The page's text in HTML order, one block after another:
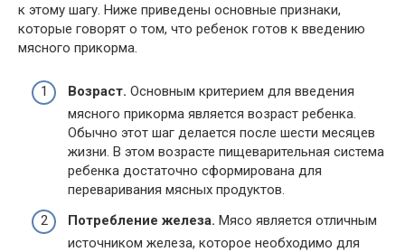
к этому шагу. Ниже приведены основные признаки,
которые говорят о том, что ребенок готов к введению
мясного прикорма.
Возраст. Основным критерием для введения
мясного прикорма является возраст ребенка.
Обычно этот шаг делается после шести месяцев
жизни. В этом возрасте пищеварительная система
ребенка достаточно сформирована для
переваривания мясных продуктов.
Потребление железа. Мясо является отличным
источником железа, которое необходимо для